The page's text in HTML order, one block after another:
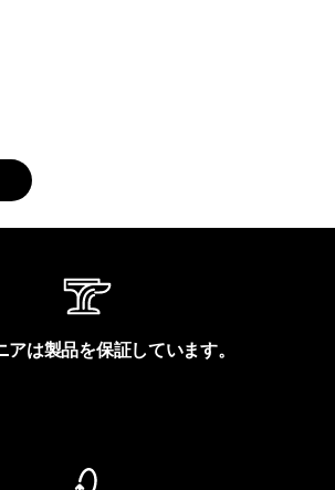
アは製品を保証しています。